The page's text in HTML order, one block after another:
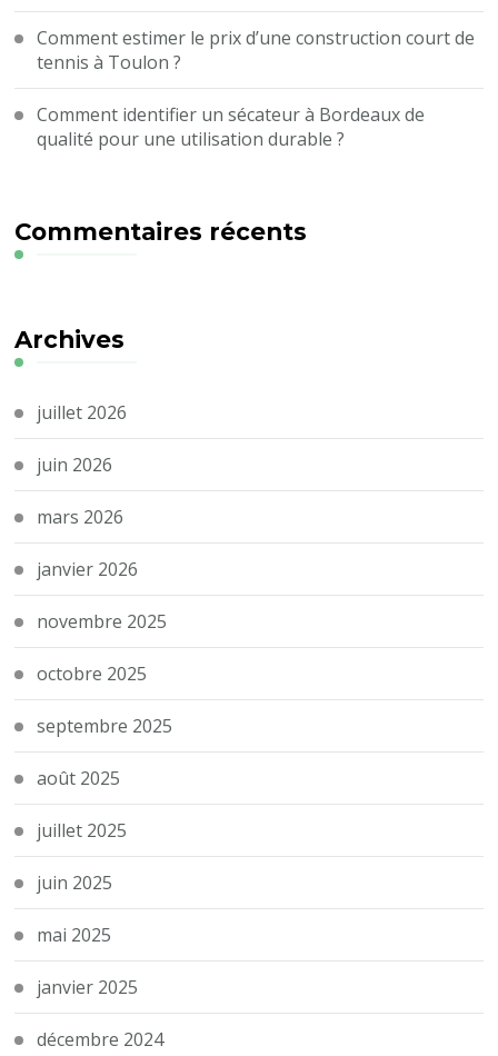
Comment estimer le prix d’une construction court de
tennis à Toulon ?
Comment identifier un sécateur à Bordeaux de
qualité pour une utilisation durable ?
Commentaires récents
Archives
juillet 2026
juin 2026
mars 2026
janvier 2026
novembre 2025
octobre 2025
septembre 2025
août 2025
juillet 2025
juin 2025
mai 2025
janvier 2025
décembre 2024